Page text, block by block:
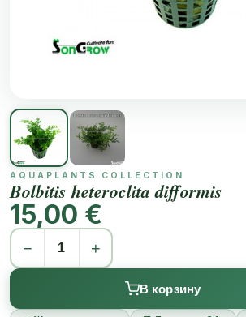
AQUAPLANTS COLLECTION
Bolbitis heteroclita difformis
15,00 €
− +
В корзину